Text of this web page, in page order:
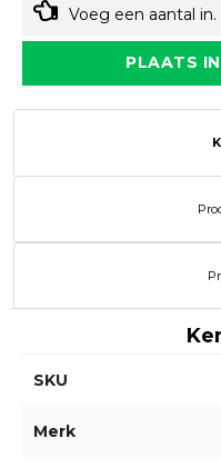
Voeg een aantal in.
PLAATS
SKU
Merk